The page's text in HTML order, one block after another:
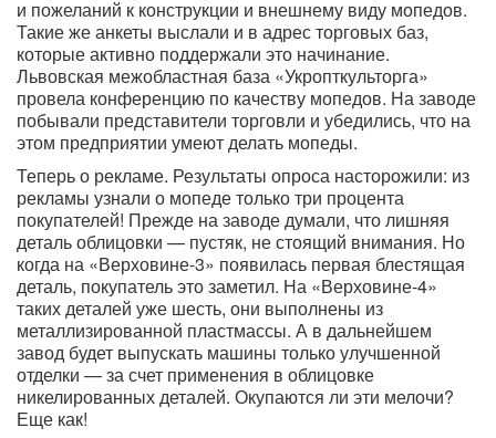
и пожеланий к конструкции и внешнему виду мопедов.
Такие же анкеты выслали и в адрес торговых баз,
которые активно поддержали это начинание.
Львовская межобластная база «Укропткульторга»
провела конференцию по качеству мопедов. На заводе
побывали представители торговли и убедились, что на
этом предприятии умеют делать мопеды.
Теперь о рекламе. Результаты опроса насторожили: из
рекламы узнали о мопеде только три процента
покупателей! Прежде на заводе думали, что лишняя
деталь облицовки — пустяк, не стоящий внимания. Но
когда на «Верховине-3» появилась первая блестящая
деталь, покупатель это заметил. На «Верховине-4»
таких деталей уже шесть, они выполнены из
металлизированной пластмассы. А в дальнейшем
завод будет выпускать машины только улучшенной
отделки — за счет применения в облицовке
никелированных деталей. Окупаются ли эти мелочи?
Еще как!